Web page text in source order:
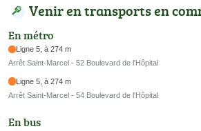
Venir en transports en
En métro
Ligne 5, à 274 m
Arrêt Saint-Marcel - 52 Boulevard de l'Hôpital
Ligne 5, à 274 m
Arrêt Saint-Marcel - 54 Boulevard de l'Hôpital
En bus